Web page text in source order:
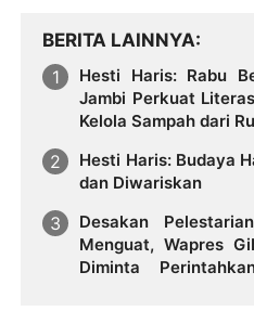
BERITA LAINNYA
Hesti Haris: Rabu
Jambi Perkuat
Kelola Sampah dari
Hesti Haris: Budaya
dan Diwariskan
Desakan
Menguat, Wapres
Diminta